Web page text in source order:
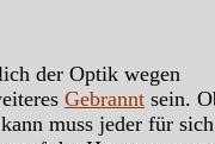
der Optik wegen
Gebrannt sein.
muss jeder für sich